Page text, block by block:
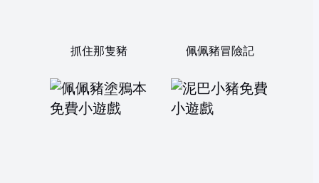
抓住那隻豬 佩佩豬冒險記